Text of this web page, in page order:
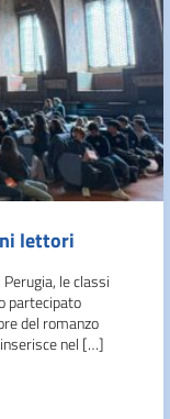
lettori
le classi
partecipato
del romanzo
inserisce nel […]